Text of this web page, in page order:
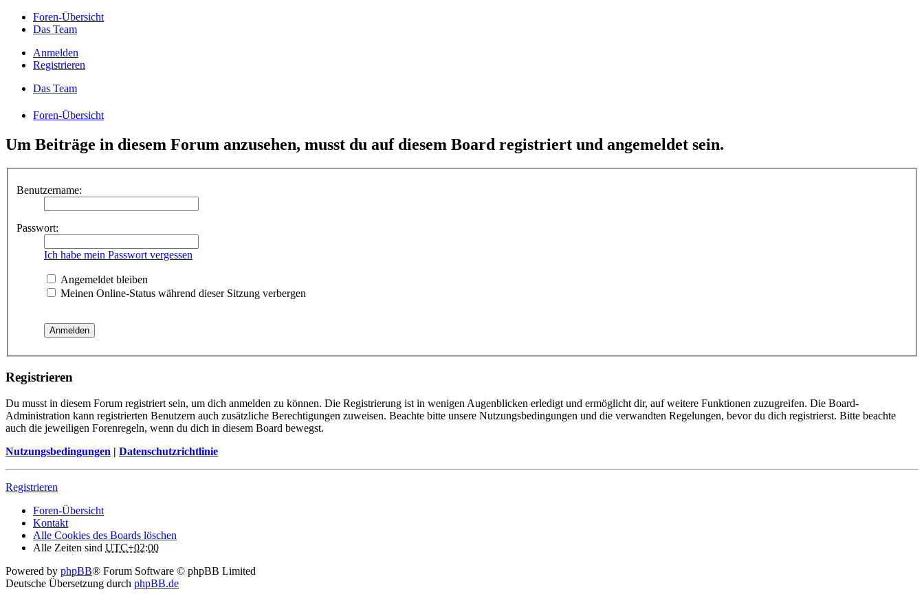
Foren-Übersicht
Das Team
Anmelden
Registrieren
Das Team
Foren-Übersicht
Um Beiträge in diesem Forum anzusehen, musst du auf diesem Board registriert und angemeldet sein.
Benutzername:
Passwort:
Ich habe mein Passwort vergessen
Angemeldet bleiben
Meinen Online-Status während dieser Sitzung verbergen
Registrieren
Du musst in diesem Forum registriert sein, um dich anmelden zu können. Die Registrierung ist in wenigen Augenblicken erledigt und ermöglicht dir, auf weitere Funktionen zuzugreifen. Die Board-
Administration kann registrierten Benutzern auch zusätzliche Berechtigungen zuweisen. Beachte bitte unsere Nutzungsbedingungen und die verwandten Regelungen, bevor du dich registrierst. Bitte beachte
auch die jeweiligen Forenregeln, wenn du dich in diesem Board bewegst.
Nutzungsbedingungen | Datenschutzrichtlinie
Registrieren
Foren-Übersicht
Kontakt
Alle Cookies des Boards löschen
Alle Zeiten sind UTC+02:00
Powered by phpBB® Forum Software © phpBB Limited
Deutsche Übersetzung durch phpBB.de